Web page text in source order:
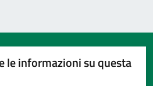
le informazioni su questa